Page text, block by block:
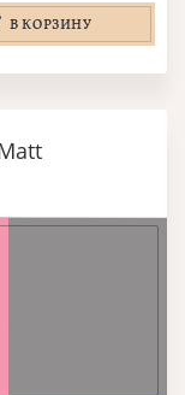
В КОРЗИНУ